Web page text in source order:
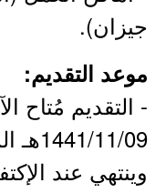
جيزان).
موعد التقديم:
- التقديم مُتاح
وينتهي عند